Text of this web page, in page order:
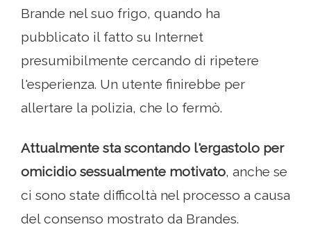
Brande nel suo frigo, quando ha
pubblicato il fatto su Internet
presumibilmente cercando di ripetere
l'esperienza. Un utente finirebbe per
allertare la polizia, che lo fermò.
Attualmente sta scontando l'ergastolo per
omicidio sessualmente motivato, anche se
ci sono state difficoltà nel processo a causa
del consenso mostrato da Brandes.